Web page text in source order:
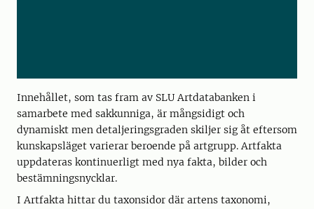
Innehållet, som tas fram av SLU Artdatabanken i
samarbete med sakkunniga, är mångsidigt och
dynamiskt men detaljeringsgraden skiljer sig åt eftersom
kunskapsläget varierar beroende på artgrupp. Artfakta
uppdateras kontinuerligt med nya fakta, bilder och
bestämningsnycklar.
I Artfakta hittar du taxonsidor där artens taxonomi,